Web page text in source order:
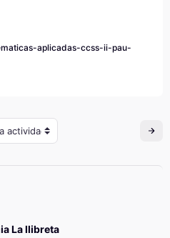
aplicadas-ccss-ii-pau-
La llibreta